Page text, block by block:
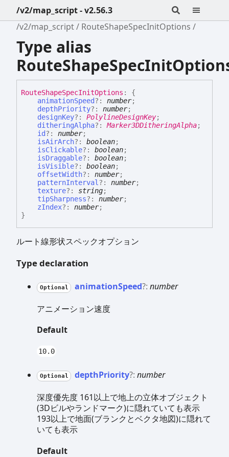
/v2/map_script - v2.56.3
/v2/map_script
RouteShapeSpecInitOptions
Type alias
RouteShapeSpecInitOptions :
{
animationSpeed?: number;
depthPriority?: number;
designKey?: PolylineDesignKey;
ditheringAlpha?:Marker3DDitheringAlpha;
id?: number;
isAirArch?: boolean;
isClickable?: boolean;
isDraggable?: boolean;
isVisible?: boolean;
offsetWidth?: number;
patternInterval?: number;
texture?: string;
tipSharpness?: number;
zIndex?: number;
}
ルート線形状スペックオプション
Type declaration
Optional animationSpeed?: number
アニメーション速度
Default
10.0
Optional depthPriority?: number
深度優先度 161以上で地上の立体オブジェクト
(3Dビルやランドマーク)に隠れていても表示
193以上で地面(ブランクとベクタ地図)に隠れて
いても表示
Default